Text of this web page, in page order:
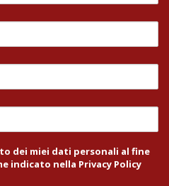
dei miei dati personali al fine
indicato nella Privacy Policy